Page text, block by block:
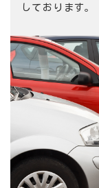
しております。